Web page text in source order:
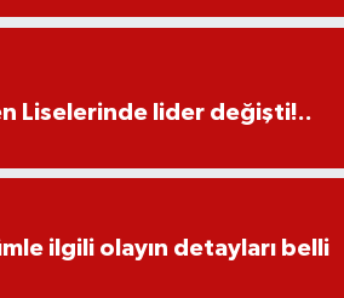
Liselerinde lider değişti!..
ilgili olayın detayları belli